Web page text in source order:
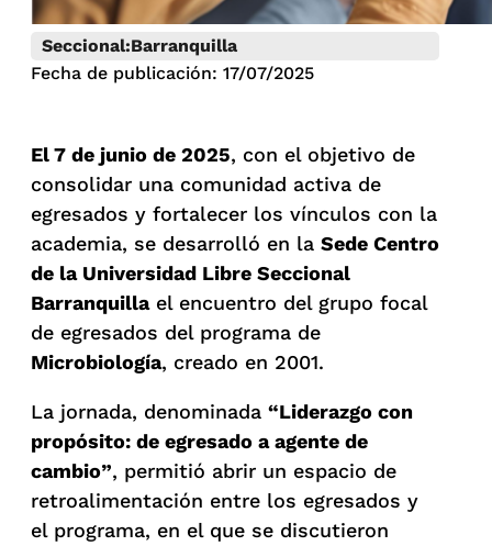
Seccional:Barranquilla
Fecha de publicación: 17/07/2025
El 7 de junio de 2025, con el objetivo de
consolidar una comunidad activa de
egresados y fortalecer los vínculos con la
academia, se desarrolló en la Sede Centro
de la Universidad Libre Seccional
Barranquillael encuentro del grupo focal
de egresados del programa de
Microbiología, creado en 2001.
La jornada, denominada “Liderazgo con
propósito: de egresado a agente de
cambio”, permitió abrir un espacio de
retroalimentación entre los egresados y
el programa, en el que se discutieron